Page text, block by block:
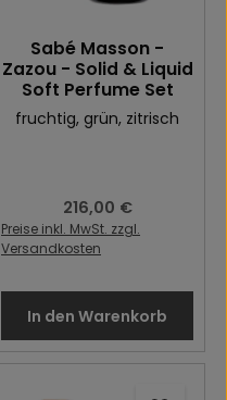
Sabé Masson -
Zazou - Solid & Liquid
Soft Perfume Set
fruchtig, grün, zitrisch
Regulärer Preis:
216,00 €
Preise inkl. MwSt. zzgl.
Versandkosten
In den Warenkorb